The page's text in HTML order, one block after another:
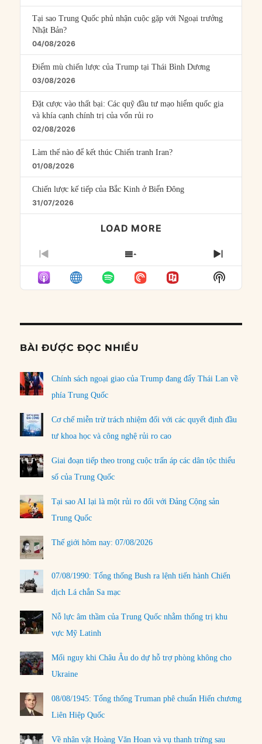
Tại sao Trung Quốc phủ nhận cuộc gặp với Ngoại trưởng
Nhật Bản?
04/08/2026
Điểm mù chiến lược của Trump tại Thái Bình Dương
03/08/2026
Đặt cược vào thất bại: Các quỹ đầu tư mạo hiểm quốc gia
và khía cạnh chính trị của vốn rủi ro
02/08/2026
Làm thế nào để kết thúc Chiến tranh Iran?
01/08/2026
Chiến lược kế tiếp của Bắc Kinh ở Biển Đông
31/07/2026
LOAD MORE
PREVIOUS
EPISODE
SHOW
EPISODES
LIST
NEXT
Show
Podcast
BÀI ĐƯỢC ĐỌC NHIỀU
Chính sách ngoại giao của Trump đang đẩy Thái Lan về
phía Trung Quốc
Cơ chế miễn trừ trách nhiệm đối với các quyết định đầu
tư khoa học và công nghệ rủi ro cao
Giai đoạn tiếp theo trong cuộc trấn áp các dân tộc thiểu
số của Trung Quốc
Tại sao AI lại là một rủi ro đối với Đảng Cộng sản
Trung Quốc
Thế giới hôm nay: 07/08/2026
07/08/1990: Tổng thống Bush ra lệnh tiến hành Chiến
dịch Lá chắn Sa mạc
Nỗ lực âm thầm của Trung Quốc nhằm thống trị khu
vực Mỹ Latinh
Mối nguy khi Châu Âu do dự hỗ trợ phòng không cho
Ukraine
08/08/1945: Tổng thống Truman phê chuẩn Hiến chương
Liên Hiệp Quốc
Về nhân vật Hoàng Văn Hoan và vụ thanh trừng sau